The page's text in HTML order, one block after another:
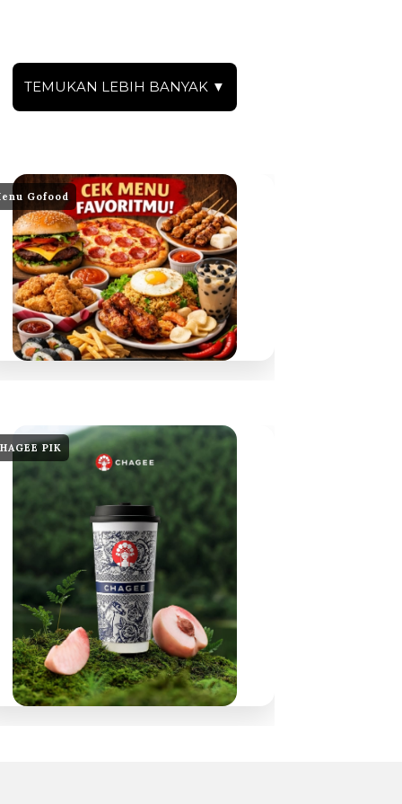
TEMUKAN LEBIH BANYAK ▼
Gofood
PIK